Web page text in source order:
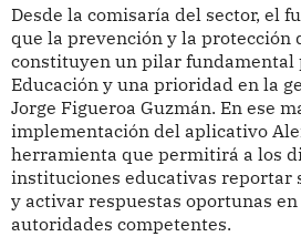
Desde la comisaría del sector, el
que la prevención y la protección
constituyen un pilar fundamental
Educación y una prioridad en la
Jorge Figueroa Guzmán. En ese
implementación del aplicativo
herramienta que permitirá a los
instituciones educativas reportar
y activar respuestas oportunas
autoridades competentes.